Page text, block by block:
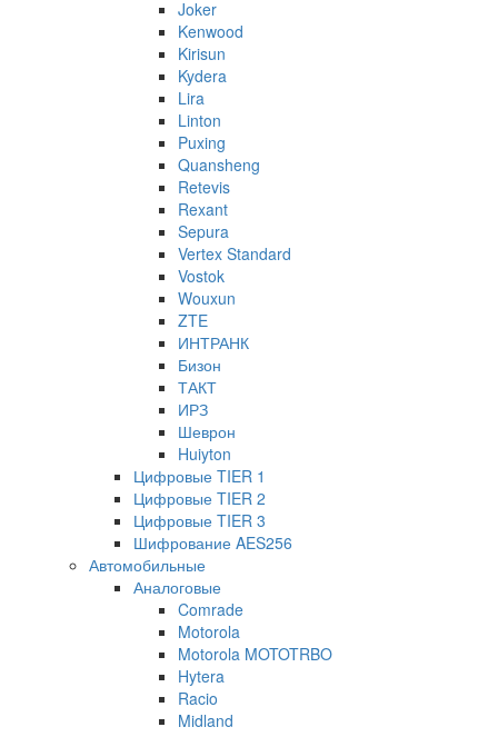
Joker
Kenwood
Kirisun
Kydera
Lira
Linton
Puxing
Quansheng
Retevis
Rexant
Sepura
Vertex Standard
Vostok
Wouxun
ZTE
ИНТРАНК
Бизон
ТАКТ
ИРЗ
Шеврон
Huiyton
Цифровые TIER 1
Цифровые TIER 2
Цифровые TIER 3
Шифрование AES256
Автомобильные
Аналоговые
Comrade
Motorola
Motorola MOTOTRBO
Hytera
Racio
Midland